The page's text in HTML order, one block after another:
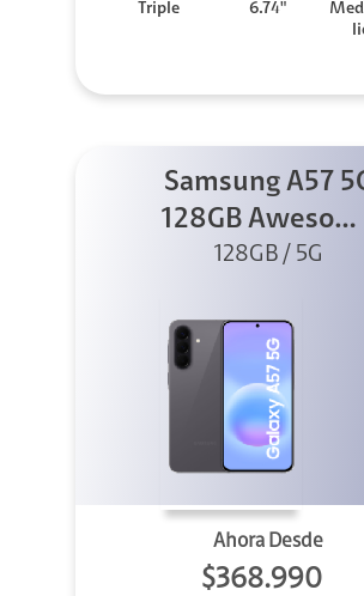
Triple
6.74"
Samsung A57
128GB Awesome
Gray
128GB / 5G
Ahora Desde
$368.990